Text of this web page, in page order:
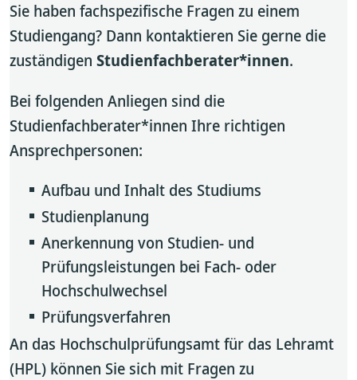
Sie haben fachspezifische Fragen zu einem
Studiengang? Dann kontaktieren Sie gerne die
zuständigen Studienfachberater*innen.
Bei folgenden Anliegen sind die
Studienfachberater*innen Ihre richtigen
Ansprechpersonen:
Aufbau und Inhalt des Studiums
Studienplanung
Anerkennung von Studien- und
Prüfungsleistungen bei Fach- oder
Hochschulwechsel
Prüfungsverfahren
An das Hochschulprüfungsamt für das Lehramt
(HPL) können Sie sich mit Fragen zu